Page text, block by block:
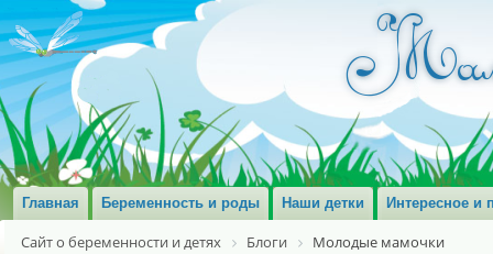
Главная Беременность и роды Наши детки Интересное и
Сайт о беременности и детях Блоги Молодые мамочки